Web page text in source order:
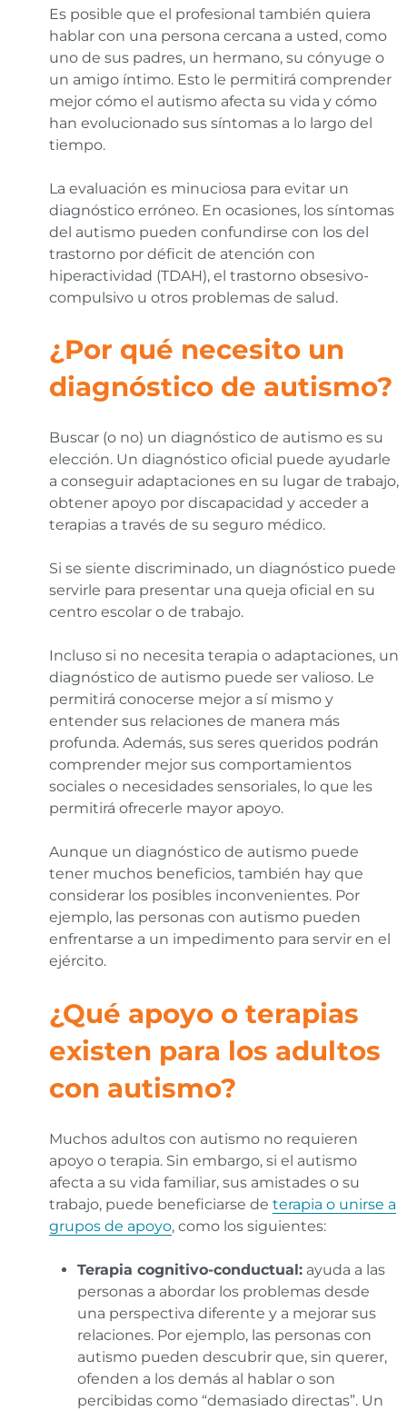
Es posible que el profesional también quiera
hablar con una persona cercana a usted, como
uno de sus padres, un hermano, su cónyuge o
un amigo íntimo. Esto le permitirá comprender
mejor cómo el autismo afecta su vida y cómo
han evolucionado sus síntomas a lo largo del
tiempo.
La evaluación es minuciosa para evitar un
diagnóstico erróneo. En ocasiones, los síntomas
del autismo pueden confundirse con los del
trastorno por déficit de atención con
hiperactividad (TDAH), el trastorno obsesivo-
compulsivo u otros problemas de salud.
¿Por qué necesito un
diagnóstico de autismo?
Buscar (o no) un diagnóstico de autismo es su
elección. Un diagnóstico oficial puede ayudarle
a conseguir adaptaciones en su lugar de trabajo,
obtener apoyo por discapacidad y acceder a
terapias a través de su seguro médico.
Si se siente discriminado, un diagnóstico puede
servirle para presentar una queja oficial en su
centro escolar o de trabajo.
Incluso si no necesita terapia o adaptaciones, un
diagnóstico de autismo puede ser valioso. Le
permitirá conocerse mejor a sí mismo y
entender sus relaciones de manera más
profunda. Además, sus seres queridos podrán
comprender mejor sus comportamientos
sociales o necesidades sensoriales, lo que les
permitirá ofrecerle mayor apoyo.
Aunque un diagnóstico de autismo puede
tener muchos beneficios, también hay que
considerar los posibles inconvenientes. Por
ejemplo, las personas con autismo pueden
enfrentarse a un impedimento para servir en el
ejército.
¿Qué apoyo o terapias
existen para los adultos
con autismo?
Muchos adultos con autismo no requieren
apoyo o terapia. Sin embargo, si el autismo
afecta a su vida familiar, sus amistades o su
trabajo, puede beneficiarse de terapia o unirse a
grupos de apoyo, como los siguientes:
Terapia cognitivo-conductual:ayuda a las
personas a abordar los problemas desde
una perspectiva diferente y a mejorar sus
relaciones. Por ejemplo, las personas con
autismo pueden descubrir que, sin querer,
ofenden a los demás al hablar o son
percibidas como “demasiado directas”. Un